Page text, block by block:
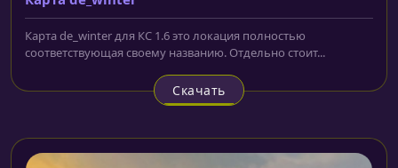
Карта de_winter для КС 1.6 это локация полностью
соответствующая своему названию. Отдельно стоит...
Скачать